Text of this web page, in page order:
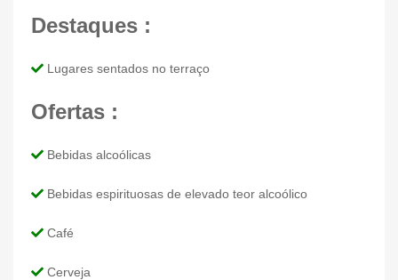
Destaques :
Lugares sentados no terraço
Ofertas :
Bebidas alcoólicas
Bebidas espirituosas de elevado teor alcoólico
Café
Cerveja